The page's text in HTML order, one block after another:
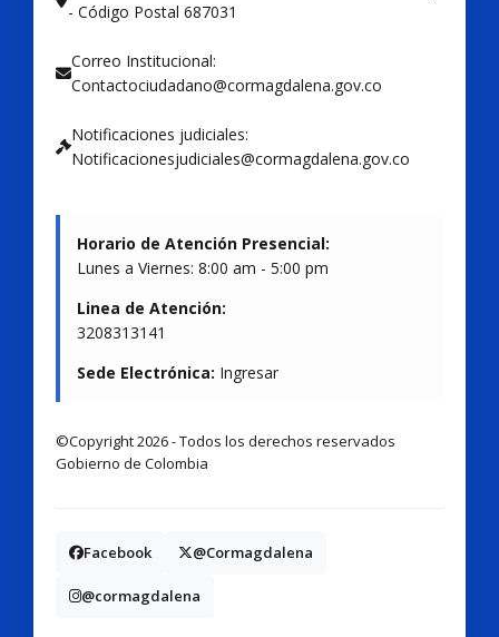
- Código Postal 687031
Correo Institucional:
Contactociudadano@cormagdalena.gov.co
Notificaciones judiciales:
Notificacionesjudiciales@cormagdalena.gov.co
Horario de Atención Presencial:
Lunes a Viernes: 8:00 am - 5:00 pm
Linea de Atención:
3208313141
Sede Electrónica: Ingresar
©Copyright 2026 - Todos los derechos reservados
Gobierno de Colombia
Facebook @Cormagdalena
@cormagdalena